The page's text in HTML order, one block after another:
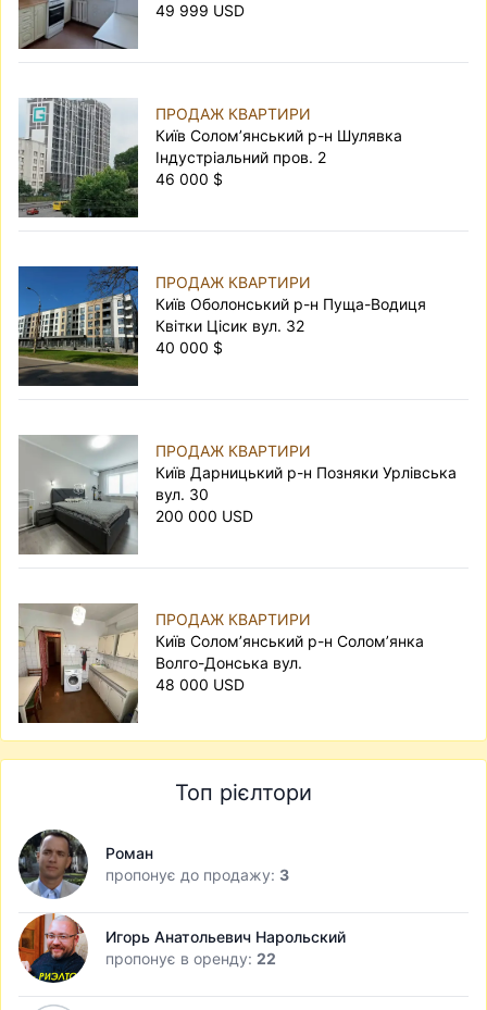
49 999 USD
ПРОДАЖ КВАРТИРИ
Київ Солом’янський р-н Шулявка
Індустріальний пров. 2
46 000 $
ПРОДАЖ КВАРТИРИ
Київ Оболонський р-н Пуща-Водиця
Квітки Цісик вул. 32
40 000 $
ПРОДАЖ КВАРТИРИ
Київ Дарницький р-н Позняки Урлівська
вул. 30
200 000 USD
ПРОДАЖ КВАРТИРИ
Київ Солом’янський р-н Солом’янка
Волго-Донська вул.
48 000 USD
Топ рієлтори
Роман
пропонує до продажу: 3
Игорь Анатольевич Нарольский
пропонує в оренду: 22